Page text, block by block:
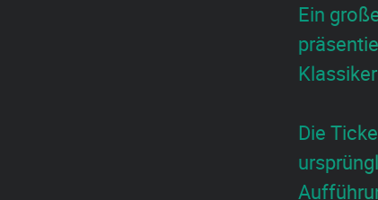
Ein
Die